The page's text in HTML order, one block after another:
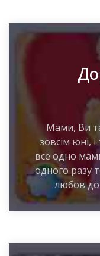
Мами, Ви
зовсім юні, і
все одно
одного разу
любов до